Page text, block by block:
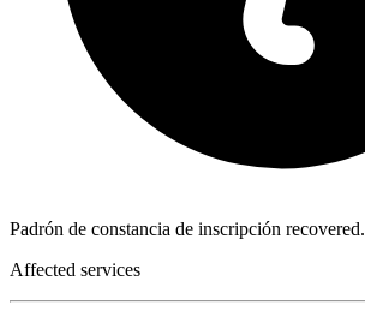
Padrón de constancia de inscripción recovered.
Affected services